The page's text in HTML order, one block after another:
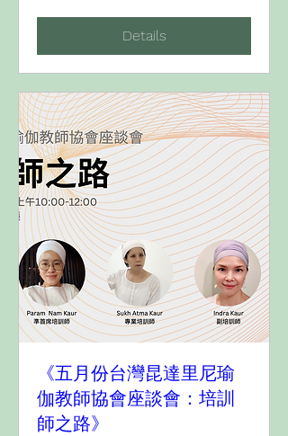
Details
《五月份台灣昆達里尼瑜
伽教師協會座談會：培訓
師之路》